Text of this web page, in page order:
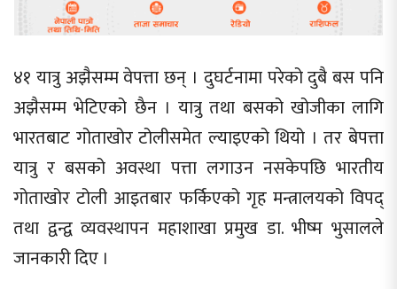
४१ यात्रु अझैसम्म वेपत्ता छन् । दुघर्टनामा परेको दुबै बस पनि
अझैसम्म भेटिएको छैन । यात्रु तथा बसको खोजीका लागि
भारतबाट गोताखोर टोलीसमेत ल्याइएको थियो । तर बेपत्ता
यात्रु र बसको अवस्था पत्ता लगाउन नसकेपछि भारतीय
गोताखोर टोली आइतबार फर्किएको गृह मन्त्रालयको विपद्
तथा द्वन्द्व व्यवस्थापन महाशाखा प्रमुख डा. भीष्म भुसालले
जानकारी दिए ।